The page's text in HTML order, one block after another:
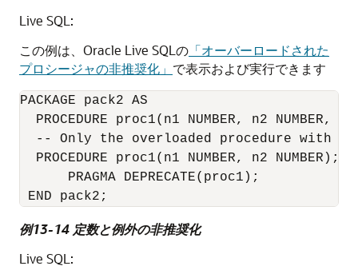
Live SQL:
この例は、Oracle Live SQLの 「オーバーロードされた
プロシージャの非推奨化」 で表示および実行できます
PACKAGE pack2 AS
PROCEDURE proc1(n1 NUMBER, n2 NUMBER,
-- Only the overloaded procedure with 2
  PROCEDURE proc1(n1 NUMBER, n2 NUMBER);
PRAGMA DEPRECATE(proc1);
例13-14 定数と例外の非推奨化
Live SQL: